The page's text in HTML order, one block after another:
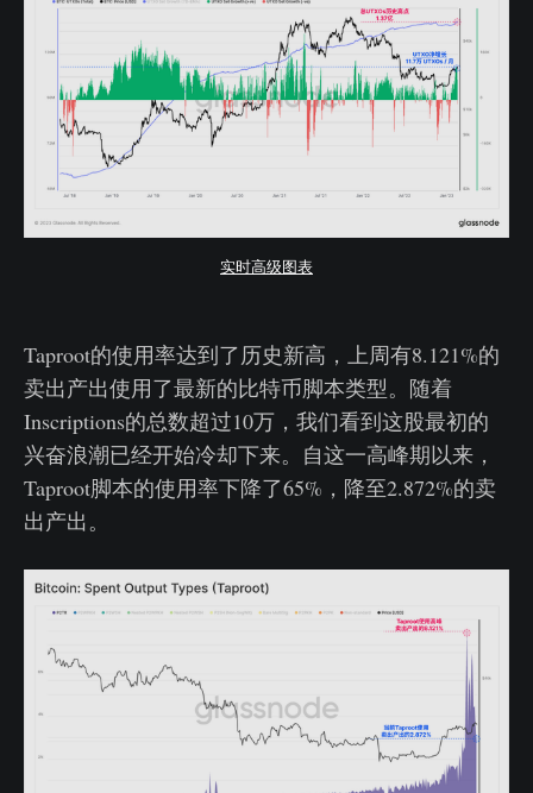
实时高级图表
Taproot的使用率达到了历史新高，上周有8.121%的
卖出产出使用了最新的比特币脚本类型。随着
Inscriptions的总数超过10万，我们看到这股最初的
兴奋浪潮已经开始冷却下来。自这一高峰期以来，
Taproot脚本的使用率下降了65%，降至2.872%的卖
出产出。